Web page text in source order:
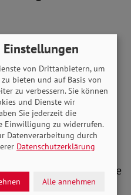
wirkt
dass bei den
die Angaben von
eigentlich einen
hätten, diesen
machen. Das gilt
Aufstocker*innen –
auf ergänzende
sind. „In der Summe
Zirkelschlüssen“,
von Drittanbietern, um
bieten und auf Basis von
zu verbessern. Sie können
und Dienste wir
Sie jederzeit die
Einwilligung zu widerrufen.
Datenverarbeitung durch
Datenschutzerklärung
Alle annehmen